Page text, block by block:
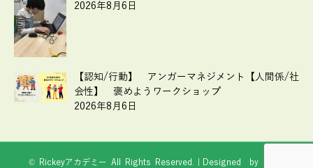
2026年8月6日
【認知/行動】 アンガーマネジメント【人間係/社
会性】 褒めようワークショップ
2026年8月6日
© Rickeyアカデミー All Rights Reserved.｜Designed by